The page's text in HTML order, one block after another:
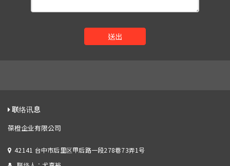
送出
联络讯息
葆橙企业有限公司
42141 台中市后里区甲后路一段278巷73弄1号